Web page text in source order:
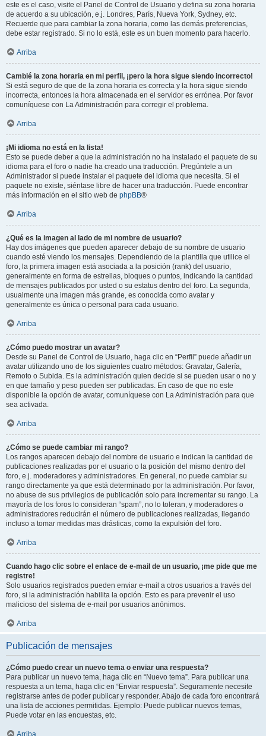
este es el caso, visite el Panel de Control de Usuario y defina su zona horaria
de acuerdo a su ubicación, e.j. Londres, París, Nueva York, Sydney, etc.
Recuerde que para cambiar la zona horaria, como las demás preferencias,
debe estar registrado. Si no lo está, este es un buen momento para hacerlo.
Arriba
Cambié la zona horaria en mi perfil, ¡pero la hora sigue siendo incorrecto!
Si está seguro de que de la zona horaria es correcta y la hora sigue siendo
incorrecta, entonces la hora almacenada en el servidor es errónea. Por favor
comuníquese con La Administración para corregir el problema.
Arriba
¡Mi idioma no está en la lista!
Esto se puede deber a que la administración no ha instalado el paquete de su
idioma para el foro o nadie ha creado una traducción. Pregúntele a un
Administrador si puede instalar el paquete del idioma que necesita. Si el
paquete no existe, siéntase libre de hacer una traducción. Puede encontrar
más información en el sitio web de phpBB®
Arriba
¿Qué es la imagen al lado de mi nombre de usuario?
Hay dos imágenes que pueden aparecer debajo de su nombre de usuario
cuando esté viendo los mensajes. Dependiendo de la plantilla que utilice el
foro, la primera imagen está asociada a la posición (rank) del usuario,
generalmente en forma de estrellas, bloques o puntos, indicando la cantidad
de mensajes publicados por usted o su estatus dentro del foro. La segunda,
usualmente una imagen más grande, es conocida como avatar y
generalmente es única o personal para cada usuario.
Arriba
¿Cómo puedo mostrar un avatar?
Desde su Panel de Control de Usuario, haga clic en “Perfil” puede añadir un
avatar utilizando uno de los siguientes cuatro métodos: Gravatar, Galería,
Remoto o Subida. Es la administración quien decide si se pueden usar o no y
en que tamaño y peso pueden ser publicadas. En caso de que no este
disponible la opción de avatar, comuníquese con La Administración para que
sea activada.
Arriba
¿Cómo se puede cambiar mi rango?
Los rangos aparecen debajo del nombre de usuario e indican la cantidad de
publicaciones realizadas por el usuario o la posición del mismo dentro del
foro, e.j. moderadores y administradores. En general, no puede cambiar su
rango directamente ya que está determinado por la administración. Por favor,
no abuse de sus privilegios de publicación solo para incrementar su rango. La
mayoría de los foros lo consideran “spam”, no lo toleran, y moderadores o
administradores reducirán el número de publicaciones realizadas, llegando
incluso a tomar medidas mas drásticas, como la expulsión del foro.
Arriba
Cuando hago clic sobre el enlace de e-mail de un usuario, ¡me pide que me
registre!
Solo usuarios registrados pueden enviar e-mail a otros usuarios a través del
foro, si la administración habilita la opción. Esto es para prevenir el uso
malicioso del sistema de e-mail por usuarios anónimos.
Arriba
Publicación de mensajes
¿Cómo puedo crear un nuevo tema o enviar una respuesta?
Para publicar un nuevo tema, haga clic en “Nuevo tema”. Para publicar una
respuesta a un tema, haga clic en “Enviar respuesta”. Seguramente necesite
registrarse antes de poder publicar y responder. Abajo de cada foro encontrará
una lista de acciones permitidas. Ejemplo: Puede publicar nuevos temas,
Puede votar en las encuestas, etc.
Arriba